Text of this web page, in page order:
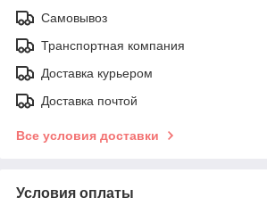
Самовывоз
Транспортная компания
Доставка курьером
Доставка почтой
Все условия доставки
Условия оплаты